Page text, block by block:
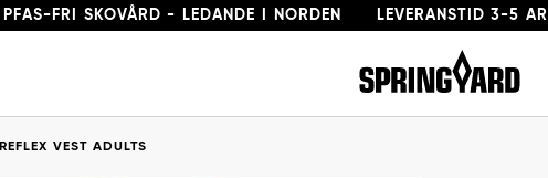
PFAS-FRI SKOVÅRD - LEDANDE I NORDEN LEVERANSTID 3-5
REFLEX VEST ADULTS